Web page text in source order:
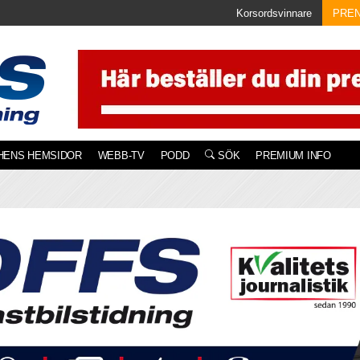
Korsordsvinnare
HEMSIDOR WEBB-TV PODD SÖK PREMIUM INFO